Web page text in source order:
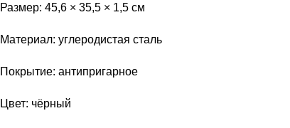
Размер: 45,6 × 35,5 × 1,5 см
Материал: углеродистая сталь
Покрытие: антипригарное
Цвет: чёрный